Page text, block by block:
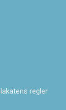
regler